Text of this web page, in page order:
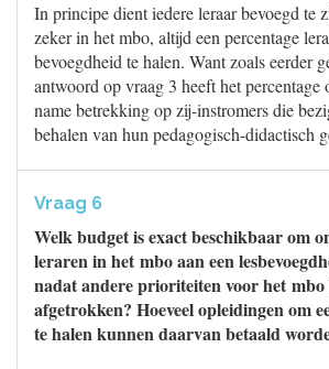
In principe dient iedere leraar bevoegd te
zeker in het mbo, altijd een percentage
bevoegdheid te halen. Want zoals eerder
antwoord op vraag 3 heeft het percentage
name betrekking op zij-instromers die
behalen van hun pedagogisch-didactisch
Vraag 6
Welk budget is exact beschikbaar om
leraren in het mbo aan een
nadat andere prioriteiten voor het
afgetrokken? Hoeveel opleidingen om
te halen kunnen daarvan betaald